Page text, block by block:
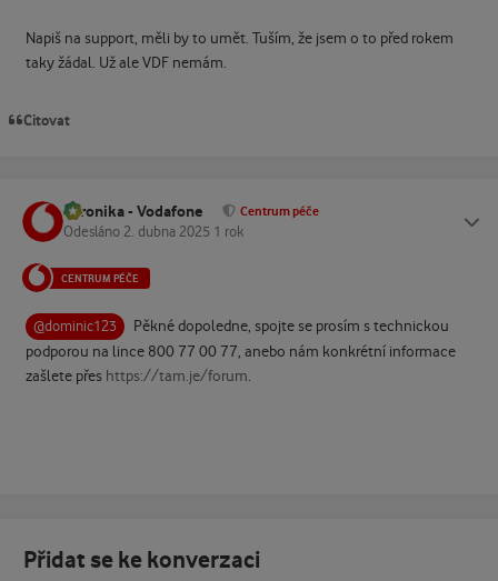
Napiš na support, měli by to umět. Tuším, že jsem o to před rokem
taky žádal. Už ale VDF nemám.
Citovat
Veronika - Vodafone Centrum péče
Odesláno 2. dubna 2025 1 rok
CENTRUM PÉČE
@dominic123
Pěkné dopoledne, spojte se prosím s technickou
podporou na lince 800 77 00 77, anebo nám konkrétní informace
zašlete přes https://tam.je/forum.
Přidat se ke konverzaci